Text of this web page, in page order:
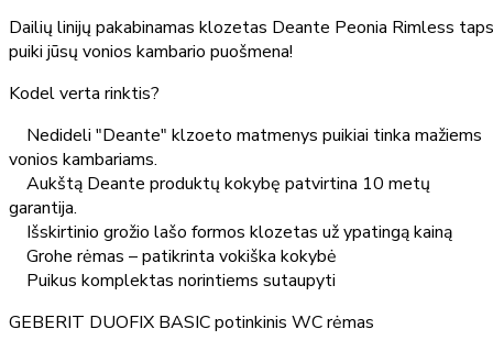
Dailių linijų pakabinamas klozetas Deante Peonia Rimless taps
puiki jūsų vonios kambario puošmena!
Kodel verta rinktis?
Nedideli "Deante" klzoeto matmenys puikiai tinka mažiems
vonios kambariams.
Aukštą Deante produktų kokybę patvirtina 10 metų
garantija.
Išskirtinio grožio lašo formos klozetas už ypatingą kainą
Grohe rėmas – patikrinta vokiška kokybė
Puikus komplektas norintiems sutaupyti
GEBERIT DUOFIX BASIC potinkinis WC rėmas